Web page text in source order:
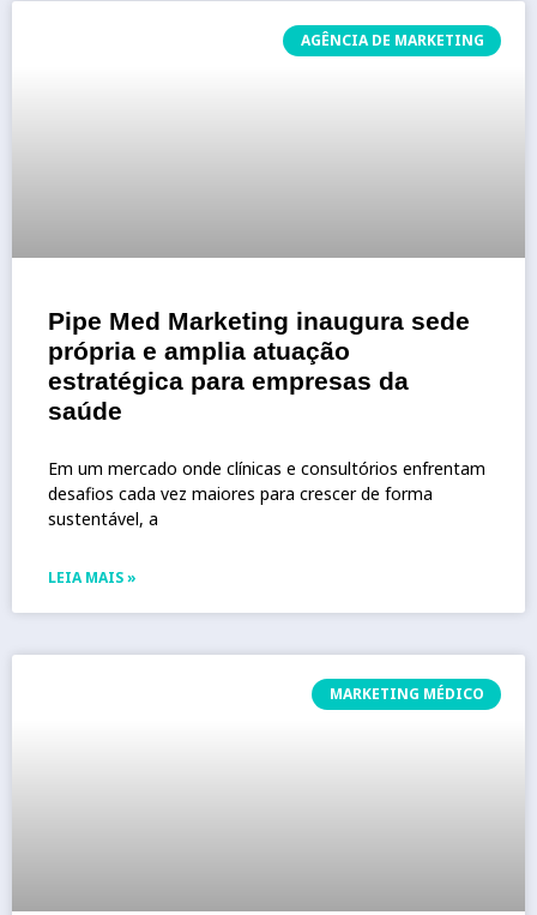
AGÊNCIA DE MARKETING
Pipe Med Marketing inaugura sede
própria e amplia atuação
estratégica para empresas da
saúde
Em um mercado onde clínicas e consultórios enfrentam
desafios cada vez maiores para crescer de forma
sustentável, a
LEIA MAIS »
MARKETING MÉDICO